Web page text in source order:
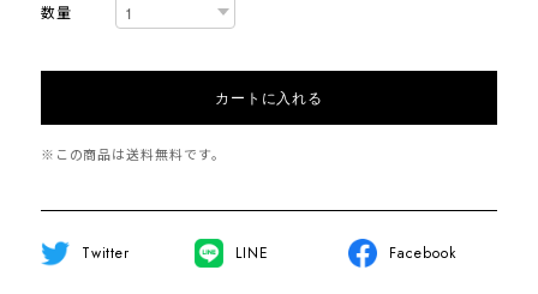
数量
カートに入れる
※この商品は送料無料です。
Twitter LINE Facebook